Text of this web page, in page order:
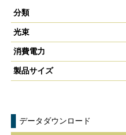
分類
光束
消費電力
製品サイズ
データダウンロード